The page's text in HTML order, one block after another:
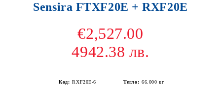
Sensira FTXF20E + RXF20E
€2,527.00
4942.38 лв.
Код: RXF20E-6 Тегло: 66.000 кг